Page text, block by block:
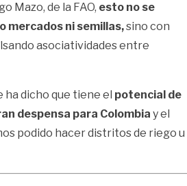
Mazo, de la FAO, esto no se
mercados ni semillas,sino con
asociatividades entre
ha dicho que tiene el potencial de
despensa para Colombia y el
podido hacer distritos de riego u